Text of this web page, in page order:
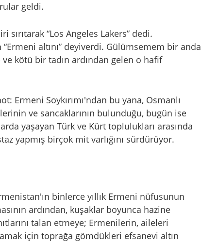
geldi.
“Los Angeles Lakers” dedi.
altını” deyiverdi. Gülümsemem bir anda
kötü bir tadın ardından gelen o hafif
Ermeni Soykırımı'ndan bu yana, Osmanlı
ve sancaklarının bulunduğu, bugün ise
yaşayan Türk ve Kürt toplulukları arasında
yapmış birçok mit varlığını sürdürüyor.
binlerce yıllık Ermeni nüfusunun
ardından, kuşaklar boyunca hazine
talan etmeye; Ermenilerin, aileleri
için toprağa gömdükleri efsanevi altın